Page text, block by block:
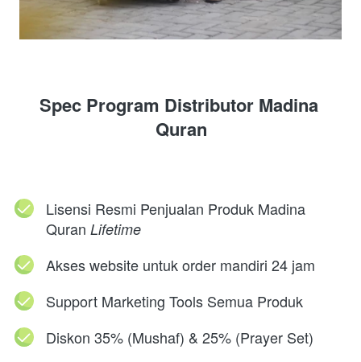
Spec Program Distributor Madina
Quran
Lisensi Resmi Penjualan Produk Madina
Quran Lifetime
Akses website untuk order mandiri 24 jam
Support Marketing Tools Semua Produk
Diskon 35% (Mushaf) & 25% (Prayer Set)